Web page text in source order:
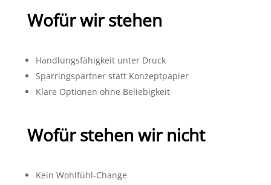
Wofür wir stehen
Handlungsfähigkeit unter Druck
Sparringspartner statt Konzeptpapier
Klare Optionen ohne Beliebigkeit
Wofür stehen wir nicht
Kein Wohlfühl-Change